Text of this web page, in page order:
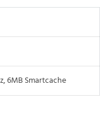
6MB Smartcache